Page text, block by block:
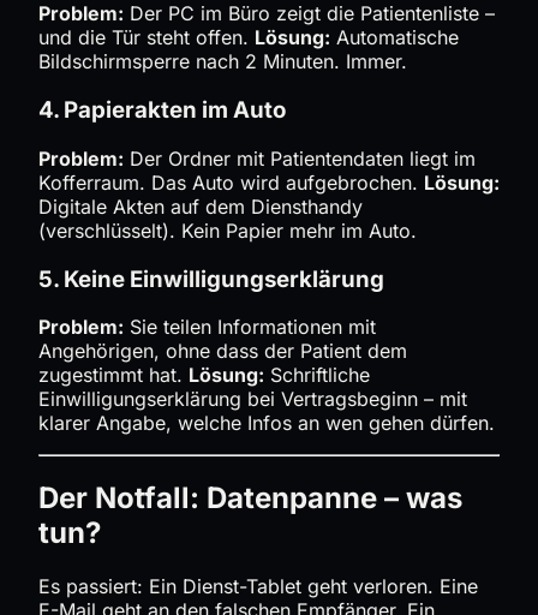
Problem: Der PC im Büro zeigt die Patientenliste –
und die Tür steht offen. Lösung: Automatische
Bildschirmsperre nach 2 Minuten. Immer.
4. Papierakten im Auto
Problem: Der Ordner mit Patientendaten liegt im
Kofferraum. Das Auto wird aufgebrochen. Lösung:
Digitale Akten auf dem Diensthandy
(verschlüsselt). Kein Papier mehr im Auto.
5. Keine Einwilligungserklärung
Problem: Sie teilen Informationen mit
Angehörigen, ohne dass der Patient dem
zugestimmt hat. Lösung: Schriftliche
Einwilligungserklärung bei Vertragsbeginn – mit
klarer Angabe, welche Infos an wen gehen dürfen.
Der Notfall: Datenpanne – was
tun?
Es passiert: Ein Dienst-Tablet geht verloren. Eine